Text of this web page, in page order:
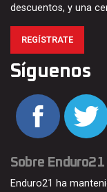
descuentos, y una
REGÍSTRATE
Síguenos
Sobre Enduro21
Enduro21 ha